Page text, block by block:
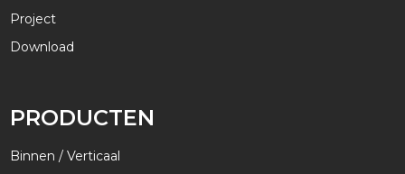
Project
Download
PRODUCTEN
Binnen / Verticaal